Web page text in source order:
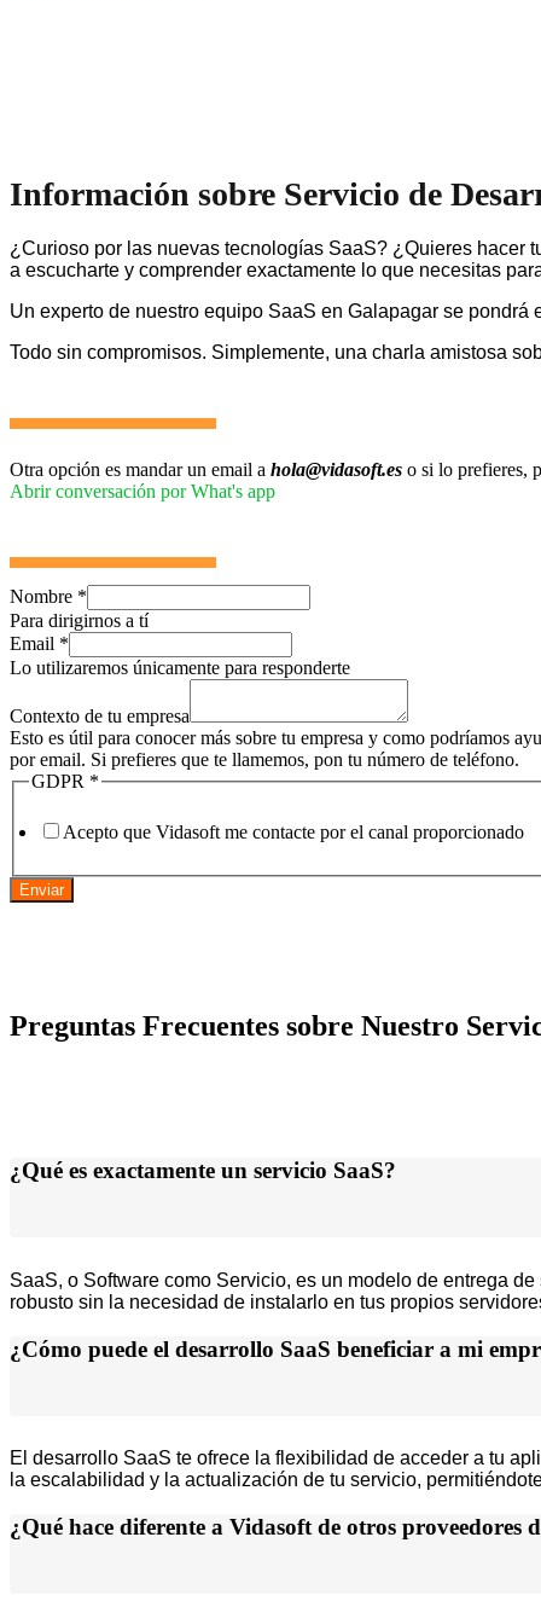
Información sobre Servicio de
¿Curioso por las nuevas tecnologías SaaS? ¿Quieres hacer
a escucharte y comprender exactamente lo que necesitas
Un experto de nuestro equipo SaaS en Galapagar se
Todo sin compromisos. Simplemente, una charla amistosa
Otra opción es mandar un email a hola@vidasoft.es o si lo prefieres,
Abrir conversación por What's app
Nombre *
Para dirigirnos a tí
Email *
Lo utilizaremos únicamente para responderte
Contexto de tu empresa
Esto es útil para conocer más sobre tu empresa y como podríamos
por email. Si prefieres que te llamemos, pon tu número de teléfono.
GDPR *
Acepto que Vidasoft me contacte por el canal proporcionado
Enviar
Preguntas Frecuentes sobre Nuestro
¿Qué es exactamente un servicio SaaS?
SaaS, o Software como Servicio, es un modelo de entrega
robusto sin la necesidad de instalarlo en tus propios
¿Cómo puede el desarrollo SaaS beneficiar a mi
El desarrollo SaaS te ofrece la flexibilidad de acceder a tu
la escalabilidad y la actualización de tu servicio,
¿Qué hace diferente a Vidasoft de otros proveedores